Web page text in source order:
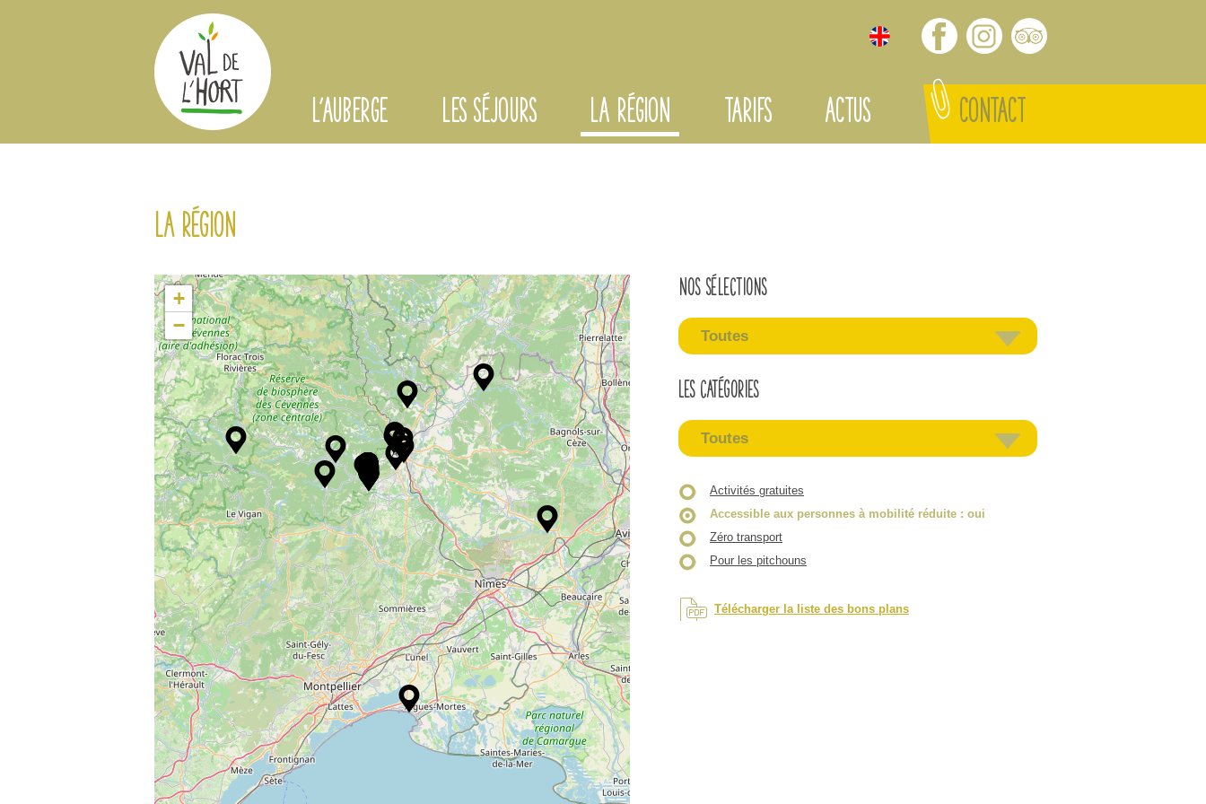
La région
+
−
Nos sélections
Toutes
Les catégories
Toutes
Activités gratuites
Accessible aux personnes à mobilité réduite : oui
Zéro transport
Pour les pitchouns
Télécharger la liste des bons plans
L'AUBERGE LES SÉJOURS LA RÉGION TARIFS ACTUS CONTACT